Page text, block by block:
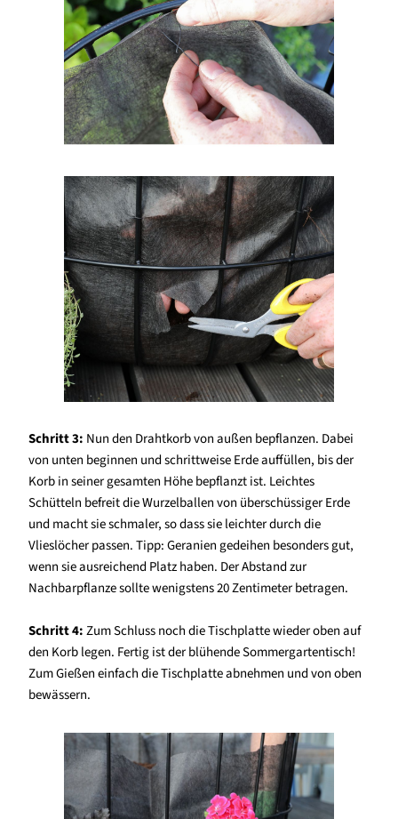
Schritt 3: Nun den Drahtkorb von außen bepflanzen. Dabei
von unten beginnen und schrittweise Erde auffüllen, bis der
Korb in seiner gesamten Höhe bepflanzt ist. Leichtes
Schütteln befreit die Wurzelballen von überschüssiger Erde
und macht sie schmaler, so dass sie leichter durch die
Vlieslöcher passen. Tipp: Geranien gedeihen besonders gut,
wenn sie ausreichend Platz haben. Der Abstand zur
Nachbarpflanze sollte wenigstens 20 Zentimeter betragen.
Schritt 4:Zum Schluss noch die Tischplatte wieder oben auf
den Korb legen. Fertig ist der blühende Sommergartentisch!
Zum Gießen einfach die Tischplatte abnehmen und von oben
bewässern.